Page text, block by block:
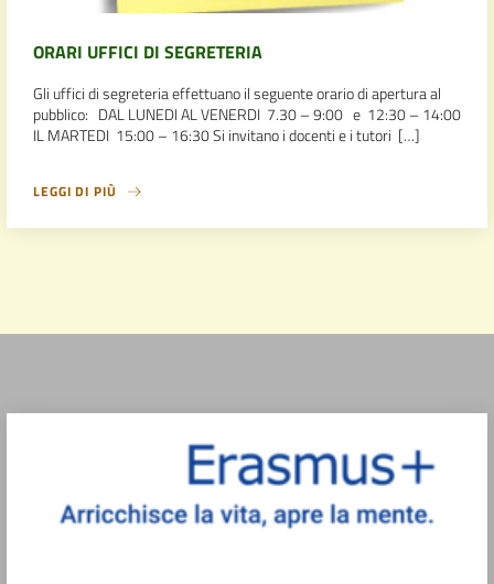
ORARI UFFICI DI SEGRETERIA
Gli uffici di segreteria effettuano il seguente orario di apertura al
pubblico: DAL LUNEDI AL VENERDI 7.30 – 9:00 e 12:30 – 14:00
IL MARTEDI 15:00 – 16:30 Si invitano i docenti e i tutori […]
LEGGI DI PIÙ